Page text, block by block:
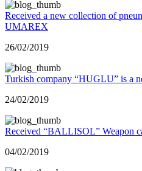
Received a new collection of
UMAREX
26/02/2019
Turkish company “HUGLU” is a
24/02/2019
Received “BALLISOL” Weapon
04/02/2019